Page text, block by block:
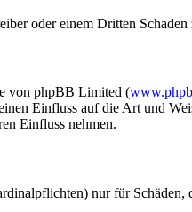
oder einem Dritten Schaden
von phpBB Limited (
Einfluss auf die Art und
Einfluss nehmen.
nur für Schäden,